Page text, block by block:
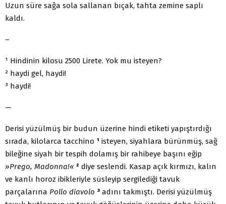
Uzun süre sağa sola sallanan bıçak, tahta zemine saplı
kaldı.
–
¹ Hindinin kilosu 2500 Lirete. Yok mu isteyen?
² haydi gel, haydi!
³ haydi!
—
Derisi yüzülmüş bir budun üzerine hindi etiketi yapıştırdığı
sırada, kilolarca tacchino ¹ isteyen, siyahlara bürünmüş, sağ
bileğine siyah bir tespih dolamış bir rahibeye başını eğip
»Prego, Madonna!« ² diye seslendi. Kasap açık kırmızı, kalın
ve kanlı horoz ibikleriyle süsleyip sergilediği tavuk
parçalarına Pollo diavolo ³ adını takmıştı. Derisi yüzülmüş